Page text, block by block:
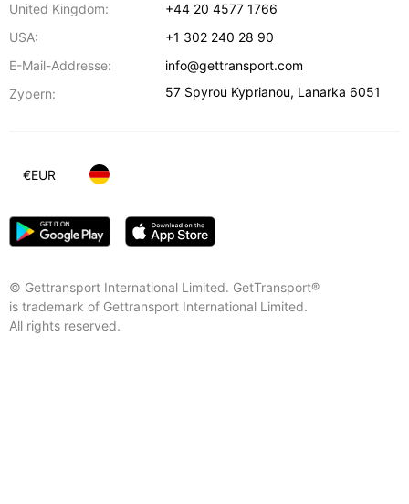
United Kingdom:
+44 20 4577 1766
USA:
+1 302 240 28 90
E-Mail-Addresse:
info@gettransport.com
Zypern:
57 Spyrou Kyprianou, Lanarka 6051
© Gettransport International Limited. GetTransport®
is trademark of Gettransport International Limited.
All rights reserved.
€EUR